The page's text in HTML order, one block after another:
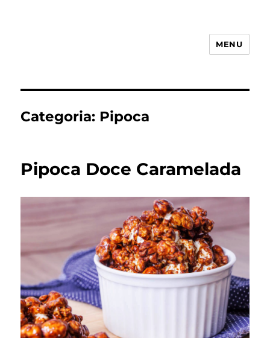
MENU
Categoria: Pipoca
Pipoca Doce Caramelada